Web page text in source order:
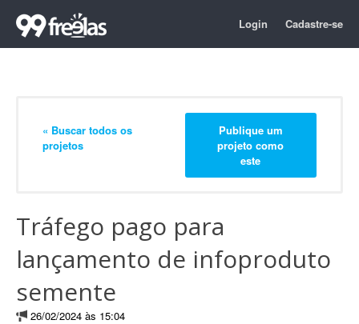
Login Cadastre-se
« Buscar todos os
projetos
Publique um
projeto como
este
Tráfego pago para
lançamento de infoproduto
semente
26/02/2024 às 15:04